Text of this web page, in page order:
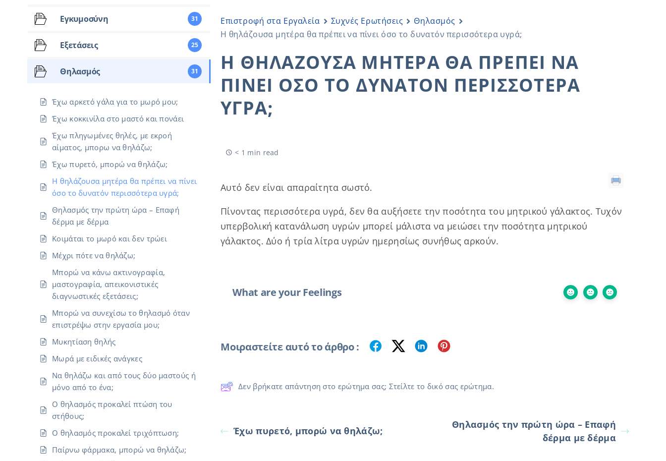
Εγκυμοσύνη 31
Εξετάσεις 25
Θηλασμός 31
Έχω αρκετό γάλα για το μωρό μου;
Έχω κοκκινίλα στο μαστό και πονάει
Έχω πληγωμένες θηλές, με εκροή
αίματος, μπορω να θηλάζω;
Έχω πυρετό, μπορώ να θηλάζω;
Η θηλάζουσα μητέρα θα πρέπει να πίνει
όσο το δυνατόν περισσότερα υγρά;
Θηλασμός την πρώτη ώρα – Επαφή
δέρμα με δέρμα
Κοιμάται το μωρό και δεν τρώει
Μέχρι πότε να θηλάζω;
Μπορώ να κάνω ακτινογραφία,
μαστογραφία, απεικονιστικές
διαγνωστικές εξετάσεις;
Μπορώ να συνεχίσω το θηλασμό όταν
επιστρέψω στην εργασία μου;
Μυκητίαση θηλής
Μωρά με ειδικές ανάγκες
Να θηλάζω και από τους δύο μαστούς ή
μόνο από το ένα;
Ο θηλασμός προκαλεί πτώση του
στήθους;
Ο θηλασμός προκαλεί τριχόπτωση;
Παίρνω φάρμακα, μπορώ να θηλάζω;
Επιστροφή στα Εργαλεία Συχνές Ερωτήσεις
Θηλασμός
Η θηλάζουσα μητέρα θα πρέπει να πίνει όσο το δυνατόν περισσότερα υγρά;
Η ΘΗΛΆΖΟΥΣΑ ΜΗΤΈΡΑ ΘΑ ΠΡΈΠΕΙ ΝΑ
ΠΊΝΕΙ ΌΣΟ ΤΟ ΔΥΝΑΤΌΝ ΠΕΡΙΣΣΌΤΕΡΑ
ΥΓΡΆ;
< 1 min read
Αυτό δεν είναι απαραίτητα σωστό.
Πίνοντας περισσότερα υγρά, δεν θα αυξήσετε την ποσότητα του μητρικού γάλακτος. Τυχόν
υπερβολική κατανάλωση υγρών μπορεί μάλιστα να μειώσει την ποσότητα μητρικού
γάλακτος. Δύο ή τρία λίτρα υγρών ημερησίως συνήθως αρκούν.
What are your Feelings
Μοιραστείτε αυτό το άρθρο :
Δεν βρήκατε απάντηση στο ερώτημα σας; Στείλτε το δικό σας ερώτημα.
Έχω πυρετό, μπορώ να θηλάζω;
Θηλασμός την πρώτη ώρα – Επαφή
δέρμα με δέρμα